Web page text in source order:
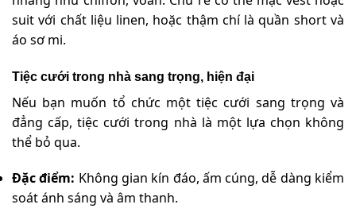
suit với chất liệu linen, hoặc thậm chí là quần short và
áo sơ mi.
Tiệc cưới trong nhà sang trọng, hiện đại
Nếu bạn muốn tổ chức một tiệc cưới sang trọng và
đẳng cấp, tiệc cưới trong nhà là một lựa chọn không
thể bỏ qua.
Đặc điểm: Không gian kín đáo, ấm cúng, dễ dàng kiểm
soát ánh sáng và âm thanh.